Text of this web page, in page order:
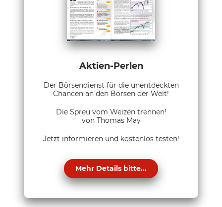
Aktien-Perlen
Der Börsendienst für die unentdeckten
Chancen an den Börsen der Welt!
Die Spreu vom Weizen trennen!
von Thomas May
Jetzt informieren und kostenlos testen!
Mehr Details bitte...